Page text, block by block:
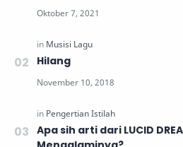
Hilang
Apa sih arti dari LUCID